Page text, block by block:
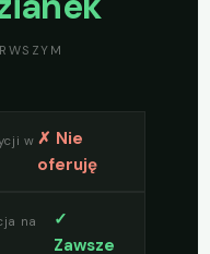
w ✗ Nie
oferuję
na
✓
Zawsze